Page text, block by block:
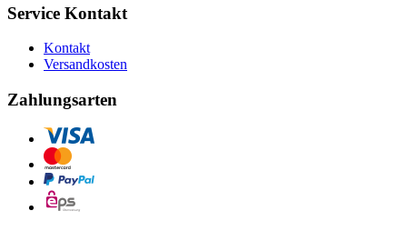
Service Kontakt
Kontakt
Versandkosten
Zahlungsarten